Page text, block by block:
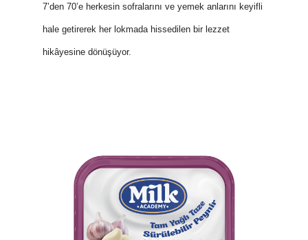
7’den 70’e herkesin sofralarını ve yemek anlarını keyifli
hale getirerek her lokmada hissedilen bir lezzet
hikâyesine dönüşüyor.